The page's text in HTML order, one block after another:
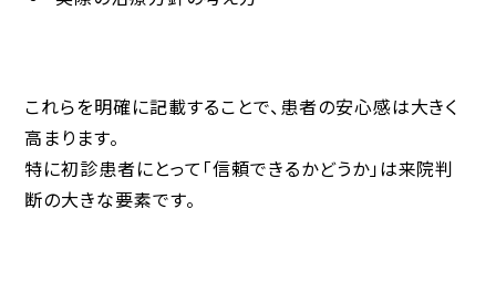
これらを明確に記載することで、患者の安心感は大きく
高まります。
特に初診患者にとって「信頼できるかどうか」は来院判
断の大きな要素です。